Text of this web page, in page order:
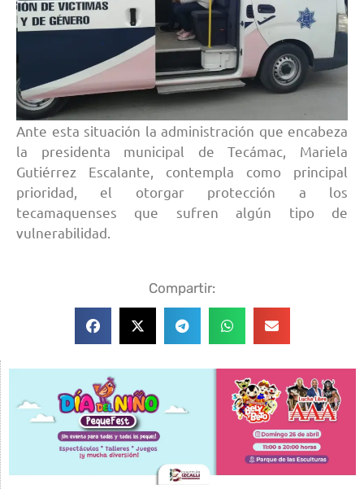
Ante esta situación la administración que encabeza
la presidenta municipal de Tecámac, Mariela
Gutiérrez Escalante, contempla como principal
prioridad, el otorgar protección a los
tecamaquenses que sufren algún tipo de
vulnerabilidad.
Compartir: